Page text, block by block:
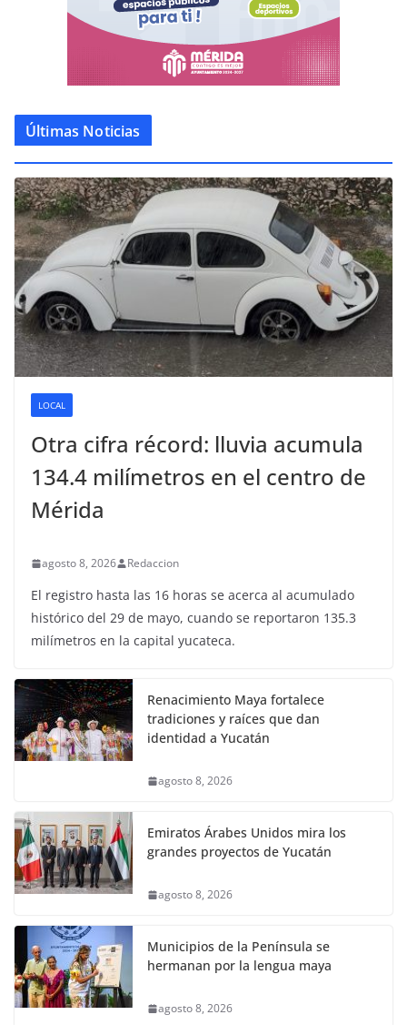
Últimas Noticias
LOCAL
Otra cifra récord: lluvia acumula
134.4 milímetros en el centro de
Mérida
agosto 8, 2026 Redaccion
El registro hasta las 16 horas se acerca al acumulado
histórico del 29 de mayo, cuando se reportaron 135.3
milímetros en la capital yucateca.
Renacimiento Maya fortalece
tradiciones y raíces que dan
identidad a Yucatán
agosto 8, 2026
Emiratos Árabes Unidos mira los
grandes proyectos de Yucatán
agosto 8, 2026
Municipios de la Península se
hermanan por la lengua maya
agosto 8, 2026